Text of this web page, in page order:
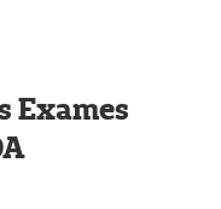
Exames